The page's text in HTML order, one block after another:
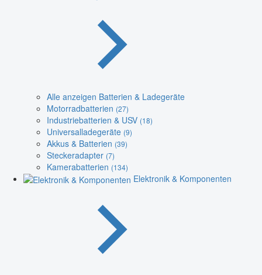
Alle anzeigen Batterien & Ladegeräte
Motorradbatterien (27)
Industriebatterien & USV (18)
Universalladegeräte (9)
Akkus & Batterien (39)
Steckeradapter (7)
Kamerabatterien (134)
Elektronik & Komponenten